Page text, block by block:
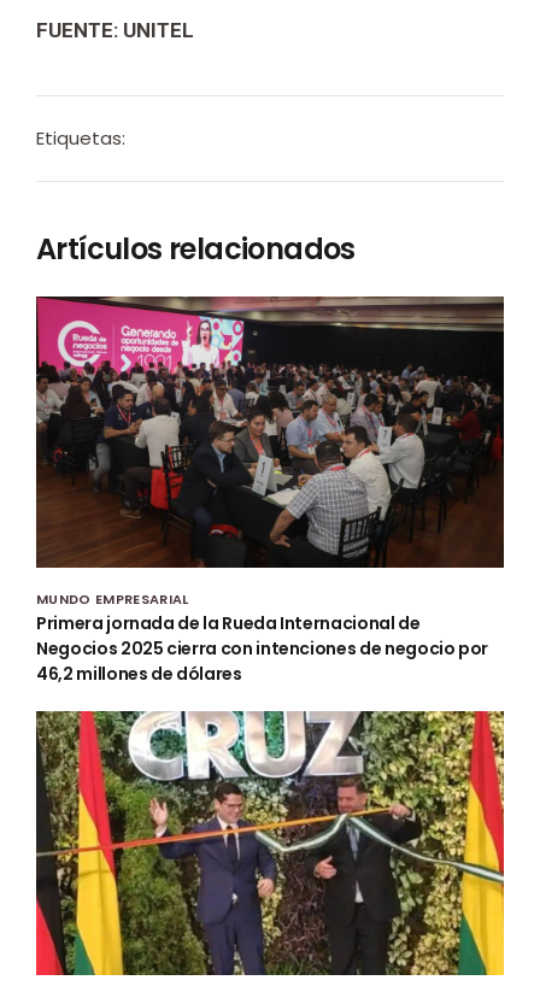
FUENTE: UNITEL
Etiquetas:
Artículos relacionados
MUNDO EMPRESARIAL
Primera jornada de la Rueda Internacional de
Negocios 2025 cierra con intenciones de negocio por
46,2 millones de dólares